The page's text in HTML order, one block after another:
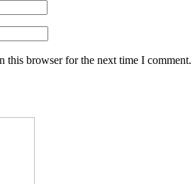
this browser for the next time I comment.